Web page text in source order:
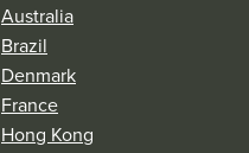
Australia
Brazil
Denmark
France
Hong Kong